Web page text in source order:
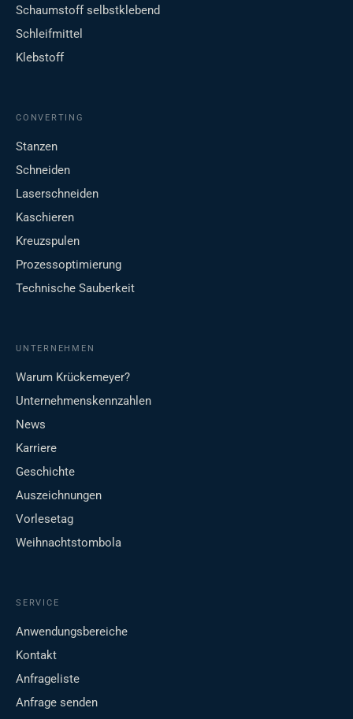
Schaumstoff selbstklebend
Schleifmittel
Klebstoff
CONVERTING
Stanzen
Schneiden
Laserschneiden
Kaschieren
Kreuzspulen
Prozessoptimierung
Technische Sauberkeit
UNTERNEHMEN
Warum Krückemeyer?
Unternehmenskennzahlen
News
Karriere
Geschichte
Auszeichnungen
Vorlesetag
Weihnachtstombola
SERVICE
Anwendungsbereiche
Kontakt
Anfrageliste
Anfrage senden